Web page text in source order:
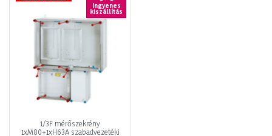
Ingyenes
kiszállítás
1/3F mérőszekrény
1xM80+1xH63A szabadvezetéki